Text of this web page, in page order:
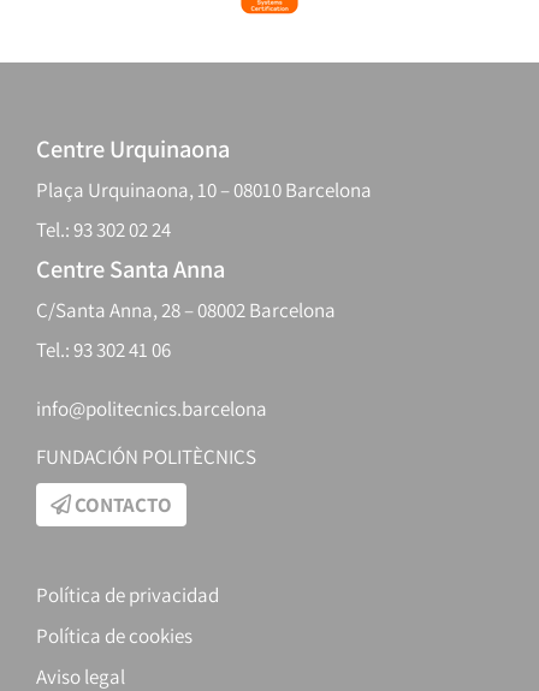
Centre Urquinaona
Plaça Urquinaona, 10 – 08010 Barcelona
Tel.: 93 302 02 24
Centre Santa Anna
C/Santa Anna, 28 – 08002 Barcelona
Tel.: 93 302 41 06
info@politecnics.barcelona
FUNDACIÓN POLITÈCNICS
CONTACTO
Política de privacidad
Política de cookies
Aviso legal